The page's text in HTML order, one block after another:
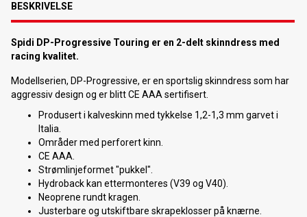
BESKRIVELSE
Spidi DP-Progressive Touring er en 2-delt skinndress med
racing kvalitet.
Modellserien, DP-Progressive, er en sportslig skinndress som har
aggressiv design og er blitt CE AAA sertifisert.
Produsert i kalveskinn med tykkelse 1,2-1,3 mm garvet i
Italia.
Områder med perforert kinn.
CE AAA.
Strømlinjeformet "pukkel".
Hydroback kan ettermonteres (V39 og V40).
Neoprene rundt kragen.
Justerbare og utskiftbare skrapeklosser på knærne.